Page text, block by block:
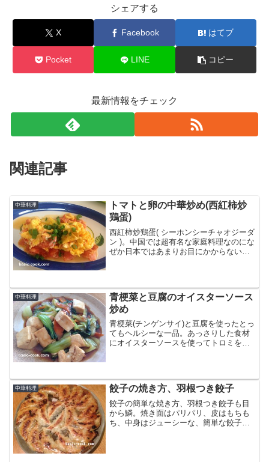
シェアする
X Facebook はてブ
Pocket LINE コピー
最新情報をチェック
関連記事
中華料理
トマトと卵の中華炒め(西紅柿炒
鶏蛋)
西紅柿炒鶏蛋( シーホンシーチャオジーダ
ン )。中国では超有名な家庭料理なのにな
ぜか日本ではあまりお目にかからない。
西紅柿炒鶏蛋は、...
中華料理
青梗菜と豆腐のオイスターソース
炒め
青梗菜(チンゲンサイ)と豆腐を使ったとっ
てもヘルシーな一品。あっさりした食材
にオイスターソースを使ってトロミを付
よい固さに。豆腐は下...
中華料理 餃子の焼き方、羽根つき餃子
餃子の簡単な焼き方、羽根つき餃子も目
から鱗。焼き面はパリパリ、皮はもちも
ち、中身はジューシーな、簡単な餃子の